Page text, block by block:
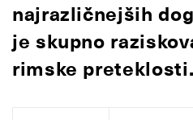
najrazličnejših
je skupno
rimske preteklosti.